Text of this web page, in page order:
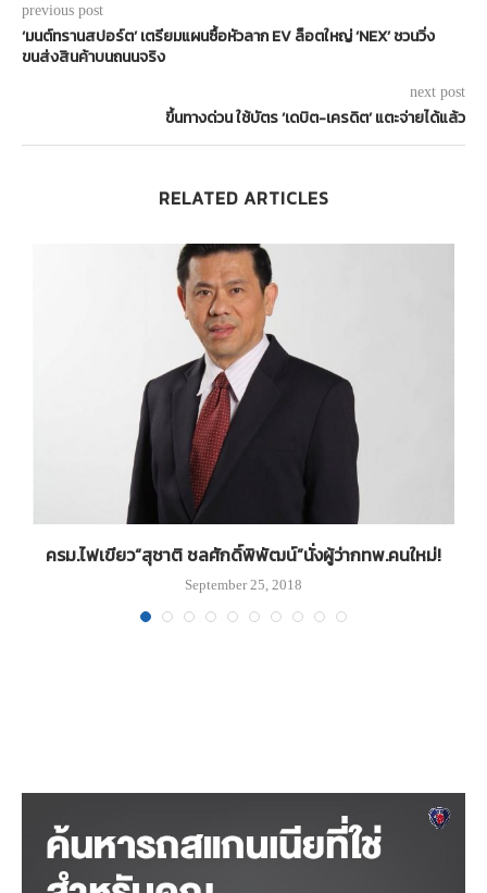
previous post
‘มนต์ทรานสปอร์ต’ เตรียมแผนซื้อหัวลาก EV ล็อตใหญ่ ‘NEX’ ชวนวิ่ง
ขนส่งสินค้าบนถนนจริง
next post
ขึ้นทางด่วน ใช้บัตร ‘เดบิต-เครดิต’ แตะจ่ายได้แล้ว
RELATED ARTICLES
ครม.ไฟเขียว“สุชาติ ชลศักดิ์พิพัฒน์”นั่งผู้ว่ากทพ.คนใหม่!
September 25, 2018